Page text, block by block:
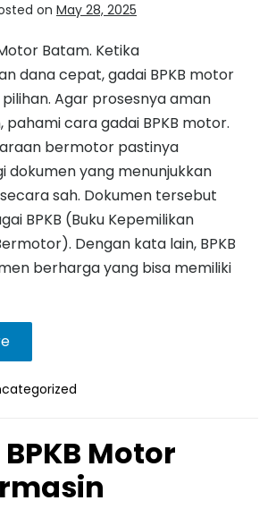
on May 28, 2025
Batam. Ketika
dana cepat, gadai BPKB motor
Agar prosesnya aman
pahami cara gadai BPKB motor.
bermotor pastinya
dokumen yang menunjukkan
sah. Dokumen tersebut
BPKB (Buku Kepemilikan
Dengan kata lain, BPKB
berharga yang bisa memiliki
Motor